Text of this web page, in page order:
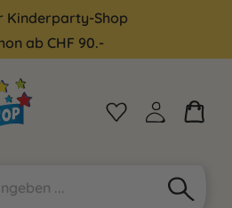
Kinderparty-Shop
ab CHF 90.-